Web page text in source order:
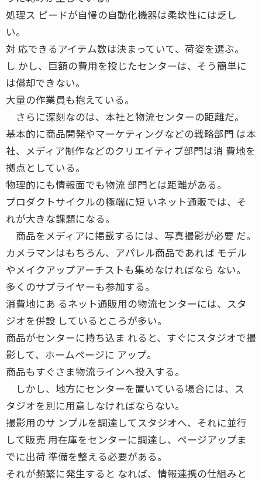
処理ス ピードが自慢の自動化機器は柔軟性には乏し
い。
対 応できるアイテム数は決まっていて、荷姿を選ぶ。
し かし、巨額の費用を投じたセンターは、そう簡単に
は償却できない。
大量の作業員も抱えている。
さらに深刻なのは、本社と物流センターの距離だ。
基本的に商品開発やマーケティングなどの戦略部門 は本
社、メディア制作などのクリエイティブ部門は消 費地を
拠点としている。
物理的にも情報面でも物流 部門とは距離がある。
プロダクトサイクルの極端に短 いネット通販では、そ
れが大きな課題になる。
商品をメディアに掲載するには、写真撮影が必要 だ。
カメラマンはもちろん、アパレル商品であれば モデル
やメイクアップアーチストも集めなければなら ない。
多くのサプライヤーも参加する。
消費地にあ るネット通販用の物流センターには、スタ
ジオを併設 しているところが多い。
商品がセンターに持ち込ま れると、すぐにスタジオで撮
影して、ホームページに アップ。
商品もすぐさま物流ラインへ投入する。
しかし、地方にセンターを置いている場合には、ス
タジオを別に用意しなければならない。
撮影用のサ ンプルを調達してスタジオへ、それに並行
して販売 用在庫をセンターに調達し、ページアップま
でに出荷 準備を整える必要がある。
それが頻繁に発生すると なれば、情報連携の仕組みと